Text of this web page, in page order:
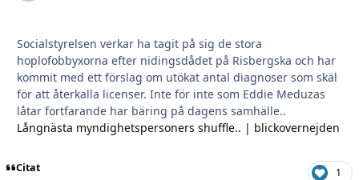
Socialstyrelsen verkar ha tagit på sig de stora
hoplofobbyxorna efter nidingsdådet på Risbergska och har
kommit med ett förslag om utökat antal diagnoser som skäl
för att återkalla licenser. Inte för inte som Eddie Meduzas
låtar fortfarande har bäring på dagens samhälle..
Långnästa myndighetspersoners shuffle.. | blickovernejden
Citat 1